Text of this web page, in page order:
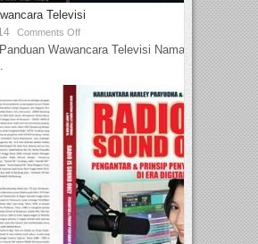
Televisi
Comments Off
Wawancara Televisi Nama